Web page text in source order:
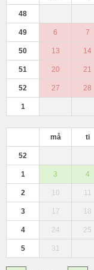
48
49 6 7
50 13 14
51 20 21
52 27 28
1
må ti
52
1 3 4
2 10 11
3 17 18
4 24 25
5 31